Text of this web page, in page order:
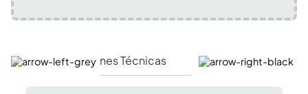
Especificaciones Técnicas Comentarios y